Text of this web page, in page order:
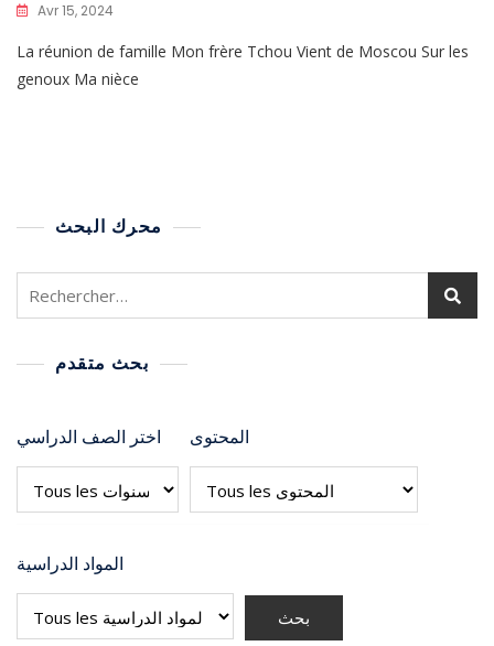
Avr 15, 2024
La réunion de famille Mon frère Tchou Vient de Moscou Sur les
genoux Ma nièce
محرك البحث
بحث متقدم
اختر الصف الدراسي المحتوى
المواد الدراسية